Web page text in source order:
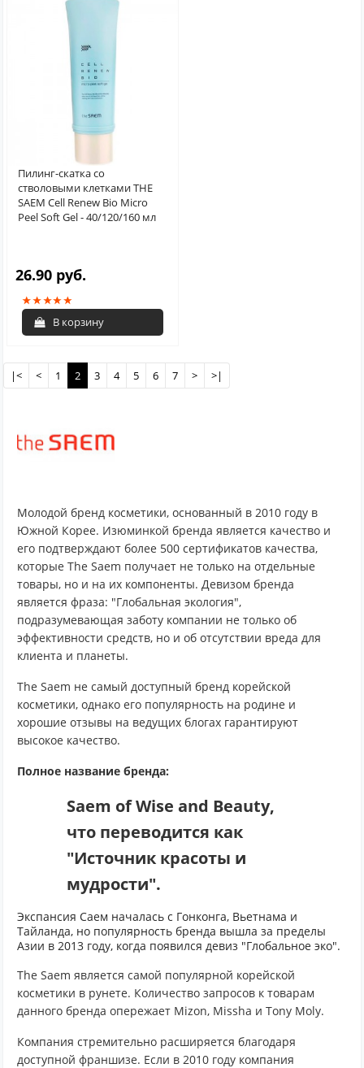
Пилинг-скатка со
стволовыми клетками THE
SAEM Cell Renew Bio Micro
Peel Soft Gel - 40/120/160 мл
26.90 руб.
В корзину
|< < 1 2 3 4 5 6 7 > >|
Молодой бренд косметики, основанный в 2010 году в
Южной Корее. Изюминкой бренда является качество и
его подтверждают более 500 сертификатов качества,
которые The Saem получает не только на отдельные
товары, но и на их компоненты. Девизом бренда
является фраза: "Глобальная экология",
подразумевающая заботу компании не только об
эффективности средств, но и об отсутствии вреда для
клиента и планеты.
The Saem не самый доступный бренд корейской
косметики, однако его популярность на родине и
хорошие отзывы на ведущих блогах гарантируют
высокое качество.
Полное название бренда:
Saem of Wise and Beauty,
что переводится как
"Источник красоты и
мудрости".
Экспансия Саем началась с Гонконга, Вьетнама и
Тайланда, но популярность бренда вышла за пределы
Азии в 2013 году, когда появился девиз "Глобальное эко".
The Saem является самой популярной корейской
косметики в рунете. Количество запросов к товарам
данного бренда опережает Mizon, Missha и Tony Moly.
Компания стремительно расширяется благодаря
доступной франшизе. Если в 2010 году компания